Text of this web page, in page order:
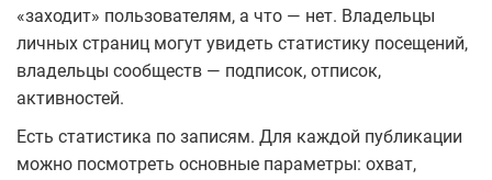
«заходит» пользователям, а что — нет. Владельцы
личных страниц могут увидеть статистику посещений,
владельцы сообществ — подписок, отписок,
активностей.
Есть статистика по записям. Для каждой публикации
можно посмотреть основные параметры: охват,